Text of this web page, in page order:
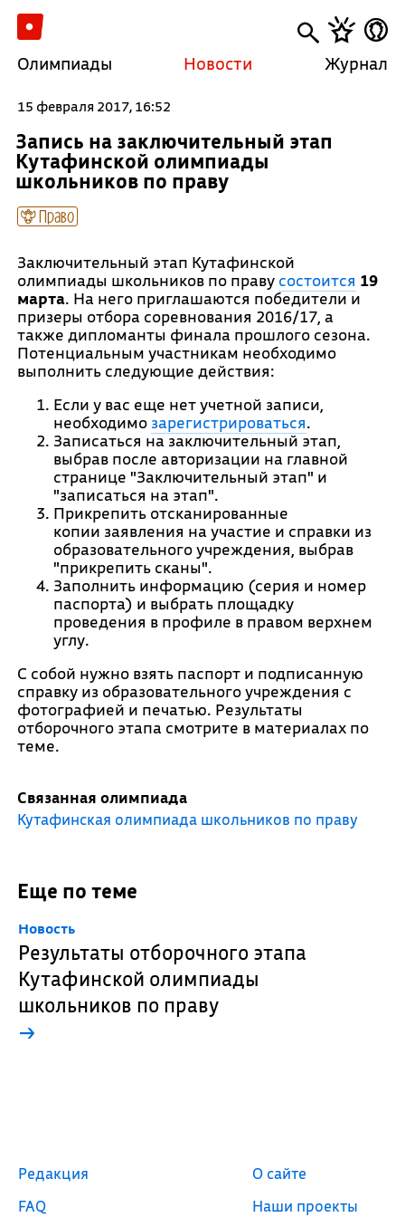
Олимпиады Новости Журнал
15 февраля 2017, 16:52
Запись на заключительный этап
Кутафинской олимпиады
школьников по праву
Право
Заключительный этап Кутафинской
олимпиады школьников по праву состоится 19
марта. На него приглашаются победители и
призеры отбора соревнования 2016/17, а
также дипломанты финала прошлого сезона.
Потенциальным участникам необходимо
выполнить следующие действия:
Если у вас еще нет учетной записи,
необходимо зарегистрироваться.
Записаться на заключительный этап,
выбрав после авторизации на главной
странице "Заключительный этап" и
"записаться на этап".
Прикрепить отсканированные
копии заявления на участие и справки из
образовательного учреждения, выбрав
"прикрепить сканы".
Заполнить информацию (серия и номер
паспорта) и выбрать площадку
проведения в профиле в правом верхнем
углу.
С собой нужно взять паспорт и подписанную
справку из образовательного учреждения с
фотографией и печатью. Результаты
отборочного этапа смотрите в материалах по
теме.
Связанная олимпиада
Кутафинская олимпиада школьников по праву
Еще по теме
Новость
Результаты отборочного этапа
Кутафинской олимпиады
школьников по праву
→
Редакция
FAQ
О сайте
Наши проекты